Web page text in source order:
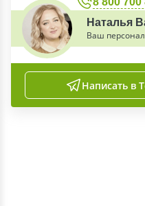
Наталья
Ваш
Написать в